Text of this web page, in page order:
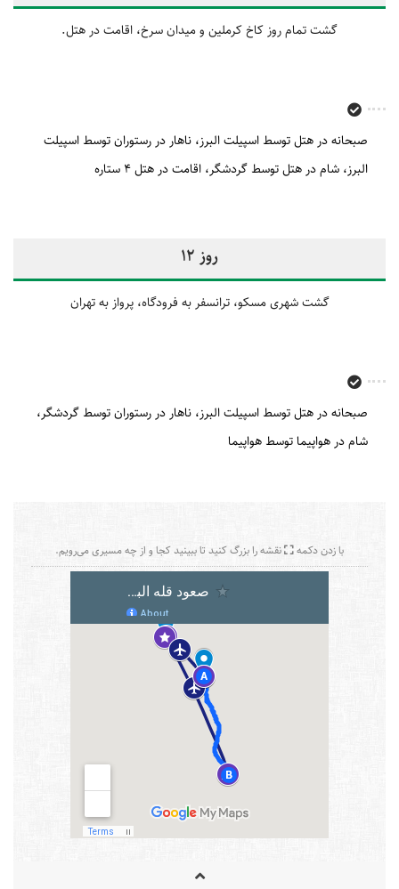
گشت تمام روز کاخ کرملین و میدان سرخ، اقامت در هتل.
صبحانه در هتل توسط اسپیلت البرز ناهار در رستوران توسط اسپیلت
البرز شام در هتل توسط گردشگر اقامت در هتل 4 ستاره
روز 12
گشت شهری مسکو، ترانسفر به فرودگاه، پرواز به تهران
صبحانه در هتل توسط اسپیلت البرز ناهار در رستوران توسط گردشگر
شام در هواپیما توسط هواپیما
با زدن دکمه نقشه را بزرگ کنید تا ببینید کجا و از چه مسیری می‌رویم.